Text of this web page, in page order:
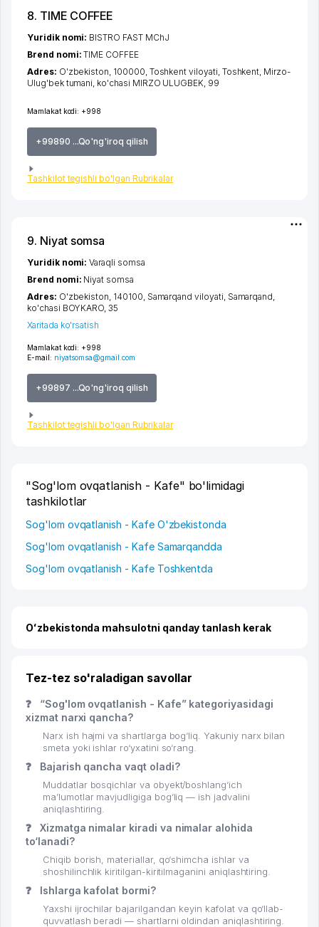
8. TIME COFFEE
Mamlakat kodi: +998
+99890 ...Qo'ng'iroq qilish
Tashkilot tegishli bo'lgan Rubrikalar
Yuridik nomi: BISTRO FAST MChJ
Brend nomi:TIME COFFEE
Adres: O'zbekiston, 100000, Toshkent viloyati Toshkent Mirzo-
Ulug'bek tumani ko'chasi MIRZO ULUGBEK , 99
9. Niyat somsa
Mamlakat kodi: +998
E-mail: niyatsomsa@gmail.com
+99897 ...Qo'ng'iroq qilish
Tashkilot tegishli bo'lgan Rubrikalar
Yuridik nomi:Varaqli somsa
Brend nomi: Niyat somsa
Adres: O'zbekiston, 140100, Samarqand viloyati Samarqand
ko'chasi BOYKARO , 35
Xaritada ko'rsatish
"Sog'lom ovqatlanish - Kafe" bo'limidagi
tashkilotlar
Sog'lom ovqatlanish - Kafe O'zbekistonda
Sog'lom ovqatlanish - Kafe Samarqandda
Sog'lom ovqatlanish - Kafe Toshkentda
Oʻzbekistonda mahsulotni qanday tanlash kerak
Tez-tez so'raladigan savollar
❓
“Sog'lom ovqatlanish - Kafe” kategoriyasidagi
xizmat narxi qancha?
Narx ish hajmi va shartlarga bog‘liq. Yakuniy narx bilan
smeta yoki ishlar ro‘yxatini so‘rang.
❓ Bajarish qancha vaqt oladi?
Muddatlar bosqichlar va obyekt/boshlang‘ich
ma’lumotlar mavjudligiga bog‘liq — ish jadvalini
aniqlashtiring.
❓
Xizmatga nimalar kiradi va nimalar alohida
to‘lanadi?
Chiqib borish, materiallar, qo‘shimcha ishlar va
shoshilinchlik kiritilgan-kiritilmaganini aniqlashtiring.
❓ Ishlarga kafolat bormi?
Yaxshi ijrochilar bajarilgandan keyin kafolat va qo‘llab-
quvvatlash beradi — shartlarni oldindan aniqlashtiring.